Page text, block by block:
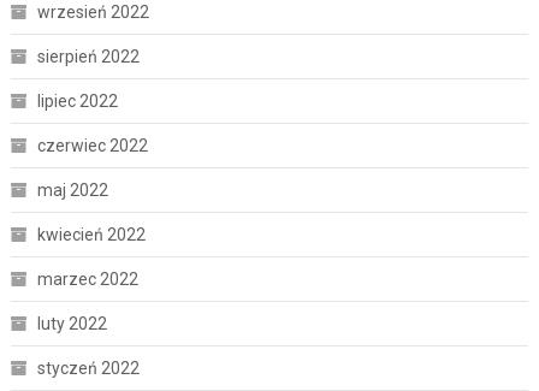
wrzesień 2022
sierpień 2022
lipiec 2022
czerwiec 2022
maj 2022
kwiecień 2022
marzec 2022
luty 2022
styczeń 2022